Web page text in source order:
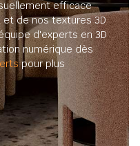
efficace
et de nos textures 3D
d'experts en 3D
numérique dès
pour plus